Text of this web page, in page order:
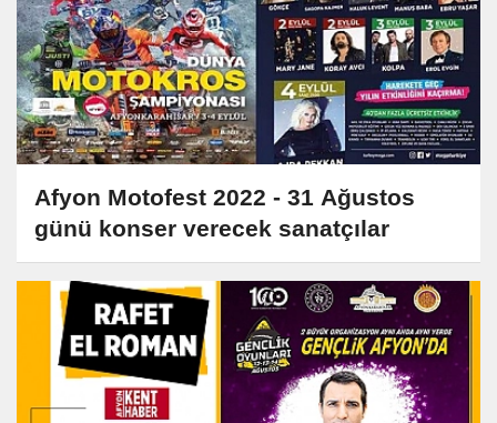
Afyon Motofest 2022 - 31 Ağustos
günü konser verecek sanatçılar